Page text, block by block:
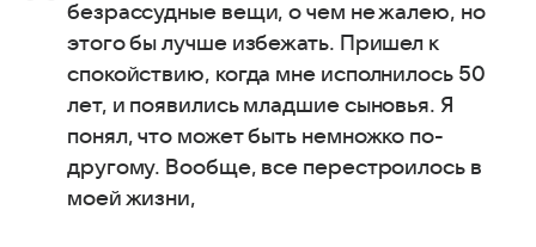
безрассудные вещи, о чем не жалею, но
этого бы лучше избежать. Пришел к
спокойствию, когда мне исполнилось 50
лет, и появились младшие сыновья. Я
понял, что может быть немножко по-
другому. Вообще, все перестроилось в
моей жизни,